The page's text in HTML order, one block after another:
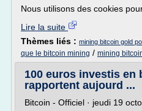
Nous utilisons des cookies
Lire la suite
Thèmes liés : mining bitcoin gold
que le bitcoin mining / mining
100 euros investis en
rapportent aujourd ...
Bitcoin - Officiel · jeudi 19